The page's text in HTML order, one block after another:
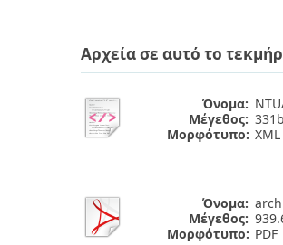
Αρχεία σε αυτό το
Όνομα:
Μέγεθος:
Μορφότυπο: XML
Όνομα:
Μέγεθος:
Μορφότυπο: PDF